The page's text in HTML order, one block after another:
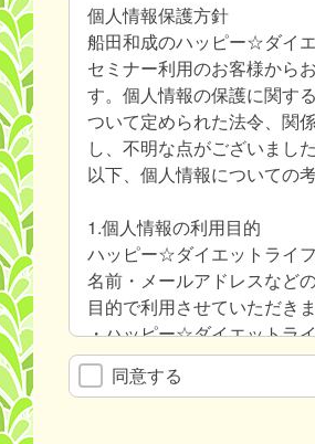
個人情報保護方針
船田和成のハッピー☆ダイ
セミナー利用のお客様から
す。個人情報の保護に関す
ついて定められた法令、関
し、不明な点がございまし
以下、個人情報についての
1.個人情報の利用目的
ハッピー☆ダイエットライ
名前・メールアドレスなど
目的で利用させていただきま
・ハッピー☆ダイエットラ
・ハッピー☆ダイエットラ
認識するため。
同意する